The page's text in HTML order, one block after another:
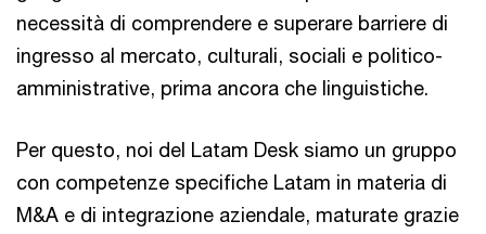
necessità di comprendere e superare barriere di
ingresso al mercato, culturali, sociali e politico-
amministrative, prima ancora che linguistiche.
Per questo, noi del Latam Desk siamo un gruppo
con competenze specifiche Latam in materia di
M&A e di integrazione aziendale, maturate grazie